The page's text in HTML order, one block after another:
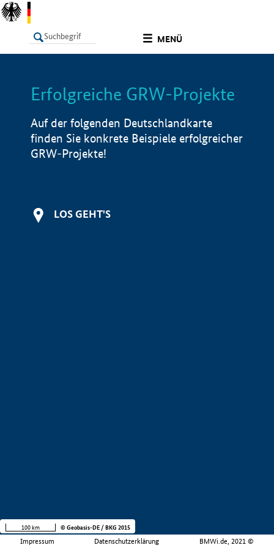
MENÜ
LISTE Info
Erfolgreiche GRW-Projekte
Auf der folgenden Deutschlandkarte
finden Sie konkrete Beispiele erfolgreicher
GRW-Projekte!
LOS GEHT'S
Impressum Datenschutzerklärung BMWi.de, 2021 ©
100 km © Geobasis-DE / BKG 2015